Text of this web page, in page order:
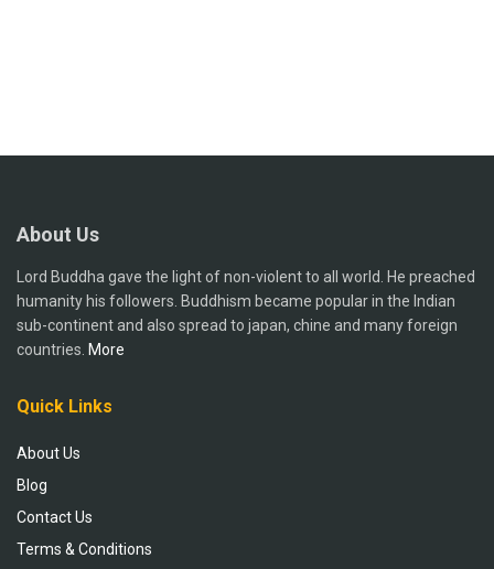
About Us
Lord Buddha gave the light of non-violent to all world. He preached
humanity his followers. Buddhism became popular in the Indian
sub-continent and also spread to japan, chine and many foreign
countries. More
Quick Links
About Us
Blog
Contact Us
Terms & Conditions